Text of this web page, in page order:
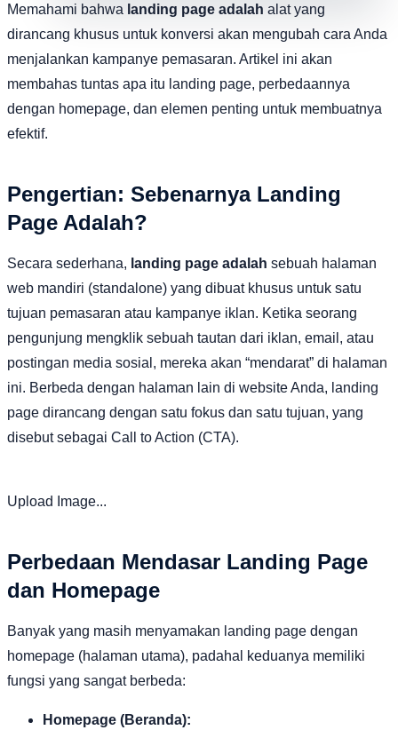
Memahami bahwa landing page adalah alat yang
dirancang khusus untuk konversi akan mengubah cara Anda
menjalankan kampanye pemasaran. Artikel ini akan
membahas tuntas apa itu landing page, perbedaannya
dengan homepage, dan elemen penting untuk membuatnya
efektif.
Pengertian: Sebenarnya Landing
Page Adalah?
Secara sederhana, landing page adalah sebuah halaman
web mandiri (standalone) yang dibuat khusus untuk satu
tujuan pemasaran atau kampanye iklan. Ketika seorang
pengunjung mengklik sebuah tautan dari iklan, email, atau
postingan media sosial, mereka akan “mendarat” di halaman
ini. Berbeda dengan halaman lain di website Anda, landing
page dirancang dengan satu fokus dan satu tujuan, yang
disebut sebagai Call to Action (CTA).
Upload Image...
Perbedaan Mendasar Landing Page
dan Homepage
Banyak yang masih menyamakan landing page dengan
homepage (halaman utama), padahal keduanya memiliki
fungsi yang sangat berbeda:
Homepage (Beranda):